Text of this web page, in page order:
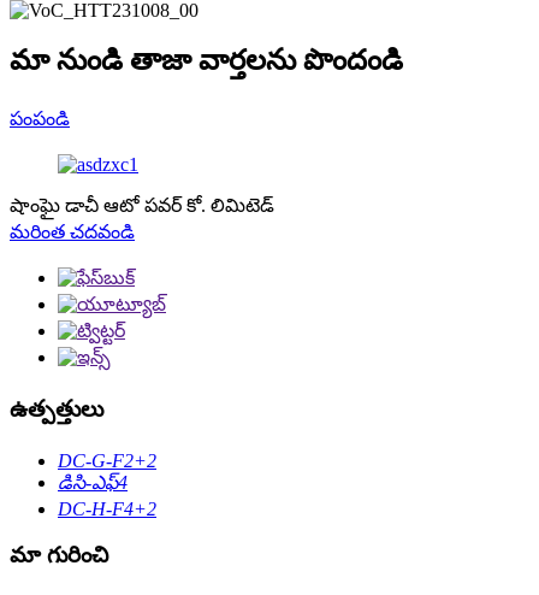
మా నుండి తాజా వార్తలను పొందండి
పంపండి
షాంఘై డాచీ ఆటో పవర్ కో. లిమిటెడ్
మరింత చదవండి
ఉత్పత్తులు
DC-G-F2+2
డిసి-ఎఫ్4
DC-H-F4+2
మా గురించి